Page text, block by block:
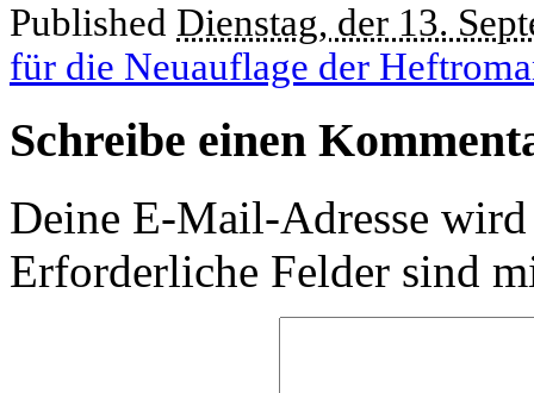
Published Dienstag, der 13.
für die Neuauflage der
Schreibe einen
Deine E-Mail-Adresse
Erforderliche Felder sind